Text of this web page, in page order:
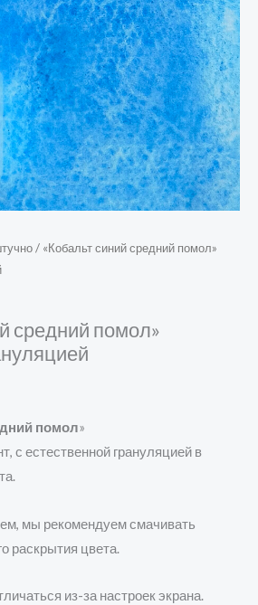
/ «Кобальт синий средний помол»
средний помол»
помол»
с естественной грануляцией в
мы рекомендуем смачивать
раскрытия цвета.
из-за настроек экрана.